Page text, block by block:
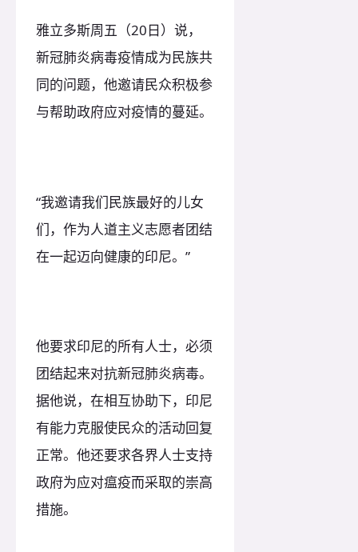
雅立多斯周五（20日）说，
新冠肺炎病毒疫情成为民族共
同的问题，他邀请民众积极参
与帮助政府应对疫情的蔓延。
“我邀请我们民族最好的儿女
们，作为人道主义志愿者团结
在一起迈向健康的印尼。”
他要求印尼的所有人士，必须
团结起来对抗新冠肺炎病毒。
据他说，在相互协助下，印尼
有能力克服使民众的活动回复
正常。他还要求各界人士支持
政府为应对瘟疫而采取的崇高
措施。